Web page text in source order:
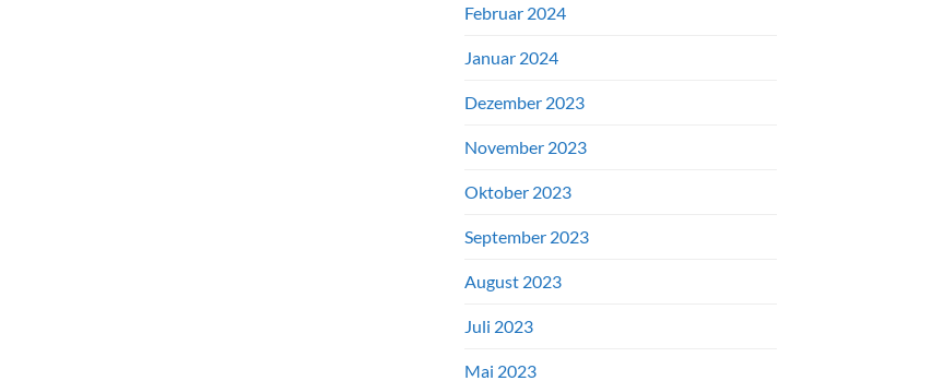
Februar 2024
Januar 2024
Dezember 2023
November 2023
Oktober 2023
September 2023
August 2023
Juli 2023
Mai 2023